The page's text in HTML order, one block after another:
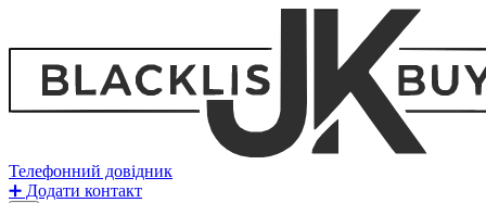
Телефонний довідник
➕ Додати контакт